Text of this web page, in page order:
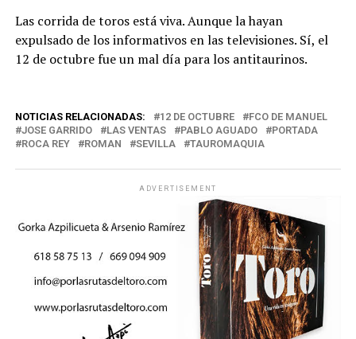
Las corrida de toros está viva. Aunque la hayan
expulsado de los informativos en las televisiones. Sí, el
12 de octubre fue un mal día para los antitaurinos.
NOTICIAS RELACIONADAS: 12 DE OCTUBRE
FCO DE MANUEL
JOSE GARRIDO
LAS VENTAS PABLO AGUADO
PORTADA
ROCA REY
ROMAN SEVILLA TAUROMAQUIA
ADVERTISEMENT